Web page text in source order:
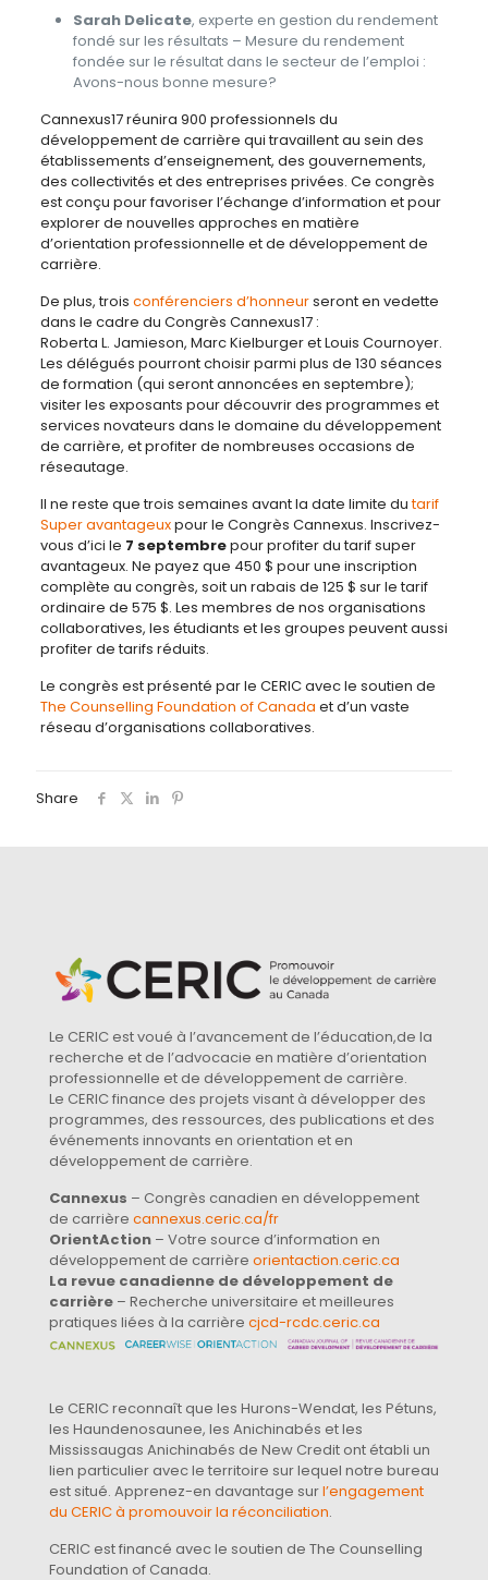
Sarah Delicate, experte en gestion du rendement
fondé sur les résultats – Mesure du rendement
fondée sur le résultat dans le secteur de l’emploi :
Avons-nous bonne mesure?
Cannexus17 réunira 900 professionnels du
développement de carrière qui travaillent au sein des
établissements d’enseignement, des gouvernements,
des collectivités et des entreprises privées. Ce congrès
est conçu pour favoriser l’échange d’information et pour
explorer de nouvelles approches en matière
d’orientation professionnelle et de développement de
carrière.
De plus, trois conférenciers d’honneurseront en vedette
dans le cadre du Congrès Cannexus17 :
Roberta L. Jamieson, Marc Kielburger et Louis Cournoyer.
Les délégués pourront choisir parmi plus de 130 séances
de formation (qui seront annoncées en septembre);
visiter les exposants pour découvrir des programmes et
services novateurs dans le domaine du développement
de carrière, et profiter de nombreuses occasions de
réseautage.
Il ne reste que trois semaines avant la date limite dutarif
Super avantageuxpour le Congrès Cannexus. Inscrivez-
vous d’ici le 7 septembrepour profiter du tarif super
avantageux. Ne payez que 450 $ pour une inscription
complète au congrès, soit un rabais de 125 $ sur le tarif
ordinaire de 575 $. Les membres de nos organisations
collaboratives, les étudiants et les groupes peuvent aussi
profiter de tarifs réduits.
Le congrès est présenté par le CERIC avec le soutien de
The Counselling Foundation of Canada et d’un vaste
réseau d’organisations collaboratives.
Share
Le CERIC est voué à l’avancement de l’éducation,de la
recherche et de l’advocacie en matière d’orientation
professionnelle et de développement de carrière.
Le CERIC finance des projets visant à développer des
programmes, des ressources, des publications et des
événements innovants en orientation et en
développement de carrière.
Cannexus – Congrès canadien en développement
de carrière cannexus.ceric.ca/fr
OrientAction – Votre source d’information en
développement de carrière orientaction.ceric.ca
La revue canadienne de développement de
carrière – Recherche universitaire et meilleures
pratiques liées à la carrière cjcd-rcdc.ceric.ca
Le CERIC reconnaît que les Hurons-Wendat, les Pétuns,
les Haundenosaunee, les Anichinabés et les
Mississaugas Anichinabés de New Credit ont établi un
lien particulier avec le territoire sur lequel notre bureau
est situé. Apprenez-en davantage surl’engagement
du CERIC à promouvoir la réconciliation.
CERIC est financé avec le soutien de The Counselling
Foundation of Canada.